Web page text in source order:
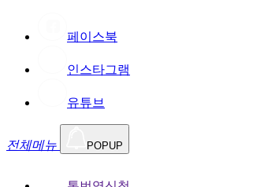
페이스북
인스타그램
유튜브
전체메뉴 POPUP